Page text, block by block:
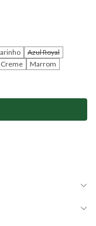
Azul Royal
Creme
Marrom